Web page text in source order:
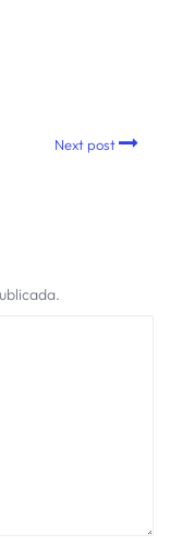
Next post